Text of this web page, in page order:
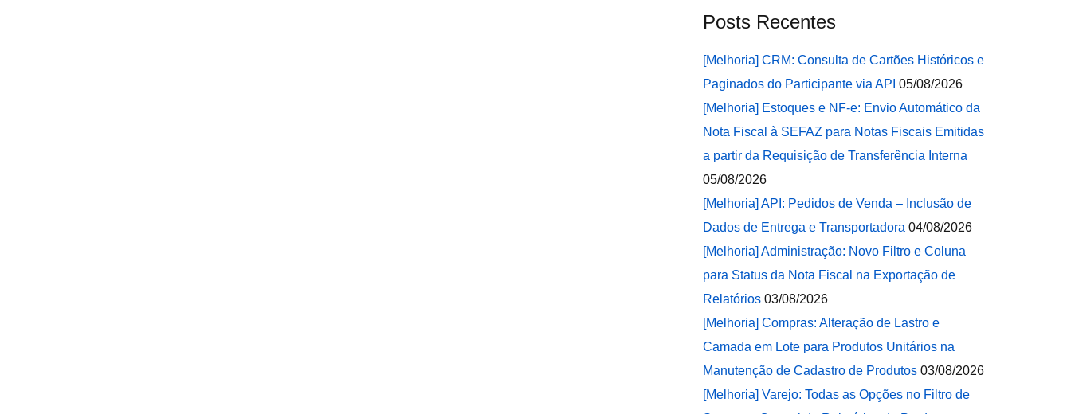
Posts Recentes
[Melhoria] CRM: Consulta de Cartões Históricos e
Paginados do Participante via API 05/08/2026
[Melhoria] Estoques e NF-e: Envio Automático da
Nota Fiscal à SEFAZ para Notas Fiscais Emitidas
a partir da Requisição de Transferência Interna
05/08/2026
[Melhoria] API: Pedidos de Venda – Inclusão de
Dados de Entrega e Transportadora 04/08/2026
[Melhoria] Administração: Novo Filtro e Coluna
para Status da Nota Fiscal na Exportação de
Relatórios 03/08/2026
[Melhoria] Compras: Alteração de Lastro e
Camada em Lote para Produtos Unitários na
Manutenção de Cadastro de Produtos 03/08/2026
[Melhoria] Varejo: Todas as Opções no Filtro de